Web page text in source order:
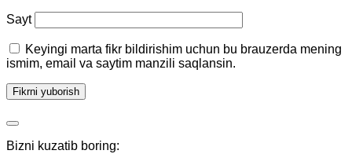
Sayt
Keyingi marta fikr bildirishim uchun bu brauzerda mening
ismim, email va saytim manzili saqlansin.
Bizni kuzatib boring: